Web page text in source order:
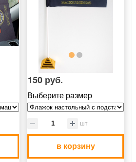
150 руб.
Выберите размер
шт
в корзину